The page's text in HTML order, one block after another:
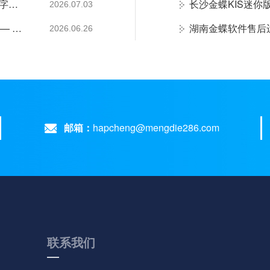
长沙金蝶本地化服务｜湖南梦蝶19年全生命周期数字化落地保障 2026.07.03
湖南金蝶软件总代理是哪家？官方认证铂金代理 —— 湖南梦蝶科技 2026.06.26
邮箱： hapcheng@mengdie286.com
联系我们